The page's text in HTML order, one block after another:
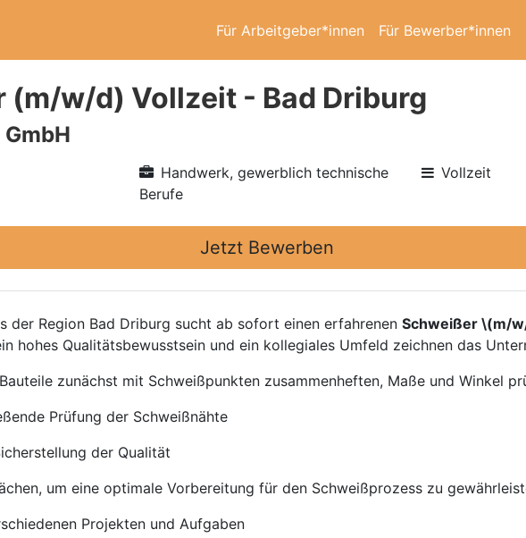
Für Arbeitgeber*innen Für Bewerber*innen
(m/w/d) Vollzeit - Bad Driburg
Handwerk, gewerblich technische
Berufe
Vollzeit
Jetzt Bewerben
der Region Bad Driburg sucht ab sofort einen erfahrenen Schweißer \(m/
hohes Qualitätsbewusstsein und ein kollegiales Umfeld zeichnen das
zunächst mit Schweißpunkten zusammenheften, Maße und Winkel
Prüfung der Schweißnähte
der Qualität
um eine optimale Vorbereitung für den Schweißprozess zu
Projekten und Aufgaben